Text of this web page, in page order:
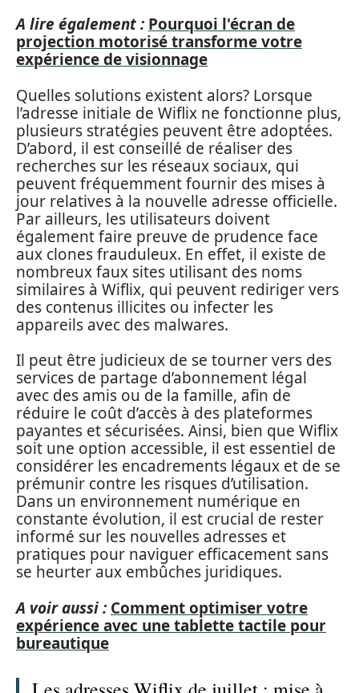
A lire également : Pourquoi l'écran de
projection motorisé transforme votre
expérience de visionnage
Quelles solutions existent alors? Lorsque
l’adresse initiale de Wiflix ne fonctionne plus,
plusieurs stratégies peuvent être adoptées.
D’abord, il est conseillé de réaliser des
recherches sur les réseaux sociaux, qui
peuvent fréquemment fournir des mises à
jour relatives à la nouvelle adresse officielle.
Par ailleurs, les utilisateurs doivent
également faire preuve de prudence face
aux clones frauduleux. En effet, il existe de
nombreux faux sites utilisant des noms
similaires à Wiflix, qui peuvent rediriger vers
des contenus illicites ou infecter les
appareils avec des malwares.
Il peut être judicieux de se tourner vers des
services de partage d’abonnement légal
avec des amis ou de la famille, afin de
réduire le coût d’accès à des plateformes
payantes et sécurisées. Ainsi, bien que Wiflix
soit une option accessible, il est essentiel de
considérer les encadrements légaux et de se
prémunir contre les risques d’utilisation.
Dans un environnement numérique en
constante évolution, il est crucial de rester
informé sur les nouvelles adresses et
pratiques pour naviguer efficacement sans
se heurter aux embûches juridiques.
A voir aussi : Comment optimiser votre
expérience avec une tablette tactile pour
bureautique